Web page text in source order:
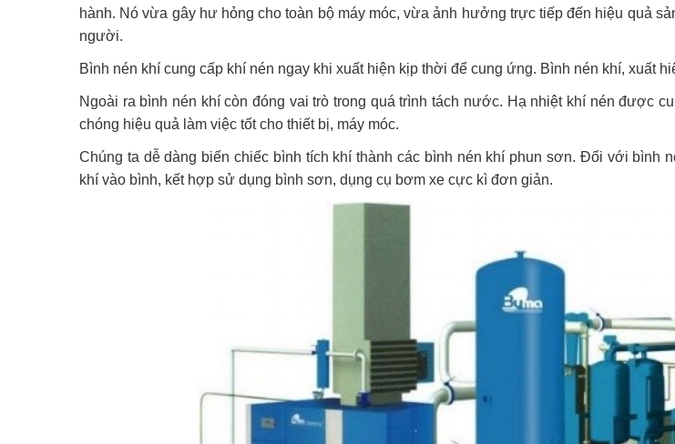
hành. Nó vừa gây hư hỏng cho toàn bộ máy móc, vừa ảnh hưởng trực tiếp đến hiệu quả
người.
Bình nén khí cung cấp khí nén ngay khi xuất hiện kịp thời để cung ứng. Bình nén khí, xuất
Ngoài ra bình nén khí còn đóng vai trò trong quá trình tách nước. Hạ nhiệt khí nén được
chóng hiệu quả làm việc tốt cho thiết bị, máy móc.
Chúng ta dễ dàng biến chiếc bình tích khí thành các bình nén khí phun sơn. Đối với bình
khí vào bình, kết hợp sử dụng bình sơn, dụng cụ bơm xe cực kì đơn giản.